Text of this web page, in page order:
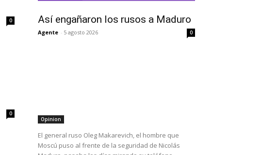
0
0
Así engañaron los rusos a Maduro
Agente - 5 agosto 2026 0
Opinion
El general ruso Oleg Makarevich, el hombre que
Moscú puso al frente de la seguridad de Nicolás